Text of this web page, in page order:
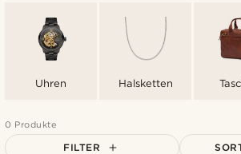
Uhren Halsketten
0 Produkte
FILTER